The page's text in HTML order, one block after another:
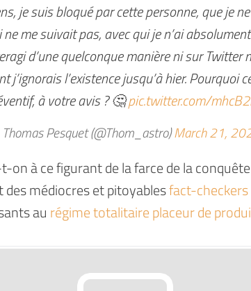
je suis bloqué par cette personne, que je
ne me suivait pas, avec qui je n’ai
d’une quelconque manière ni sur Twitter
j’ignorais l’existence jusqu’à hier. Pourquoi
à votre avis ? 🤔pic.twitter.com/
Pesquet (@Thom_astro)March 21,
à ce figurant de la farce de la
médiocres et pitoyablesfact-checkers
au régime totalitaire placeur de